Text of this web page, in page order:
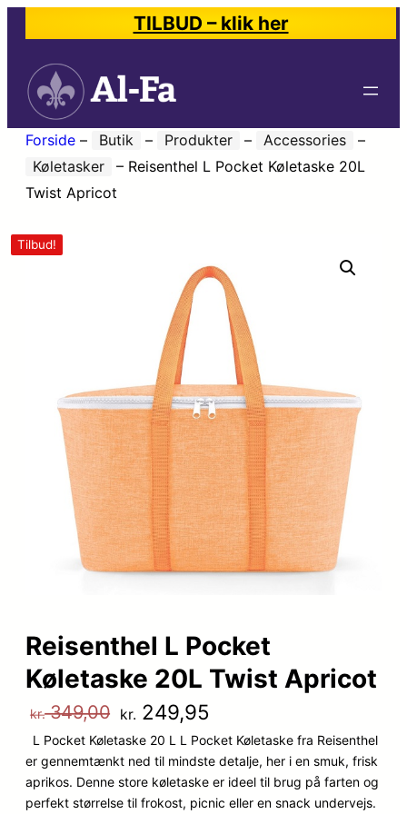
TILBUD – klik her
Forside – Butik – Produkter – Accessories
–
Køletasker
– Reisenthel L Pocket Køletaske 20L
Twist Apricot
Tilbud!
Reisenthel L Pocket
Køletaske 20L Twist Apricot
kr.349,00 D
e
n
kr. 249,95
e
n
L Pocket Køletaske 20 L L Pocket Køletaske fra Reisenthel
er gennemtænkt ned til mindste detalje, her i en smuk, frisk
aprikos. Denne store køletaske er ideel til brug på farten og
perfekt størrelse til frokost, picnic eller en snack undervejs.